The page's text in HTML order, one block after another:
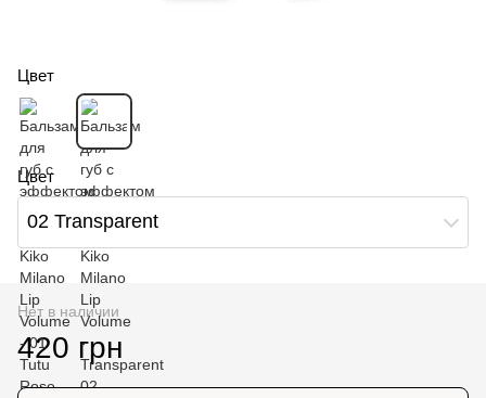
Цвет
Цвет
02 Transparent
Нет в наличии
420 грн